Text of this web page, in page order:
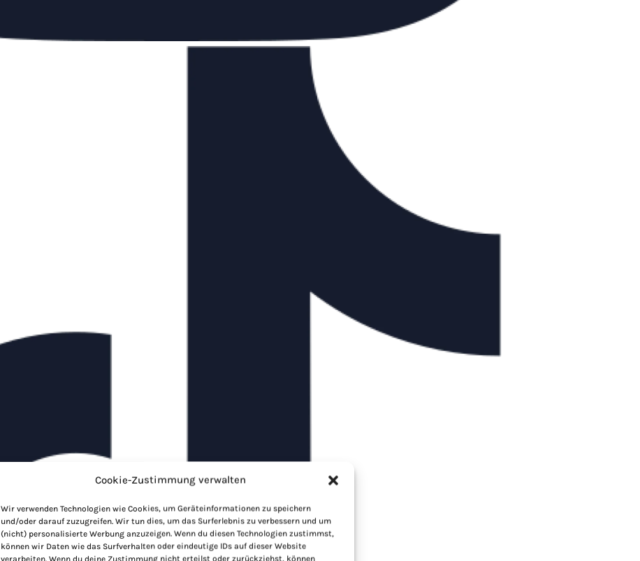
Cookie-Zustimmung verwalten
Wir verwenden Technologien wie Cookies, um Geräteinformationen zu speichern
und/oder darauf zuzugreifen. Wir tun dies, um das Surferlebnis zu verbessern und um
(nicht) personalisierte Werbung anzuzeigen. Wenn du diesen Technologien zustimmst,
können wir Daten wie das Surfverhalten oder eindeutige IDs auf dieser Website
verarbeiten. Wenn du deine Zustimmung nicht erteilst oder zurückziehst, können